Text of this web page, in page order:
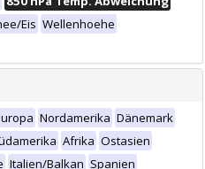
Eis Wellenhoehe
Nordamerika Dänemark
Afrika Ostasien
Italien/Balkan Spanien